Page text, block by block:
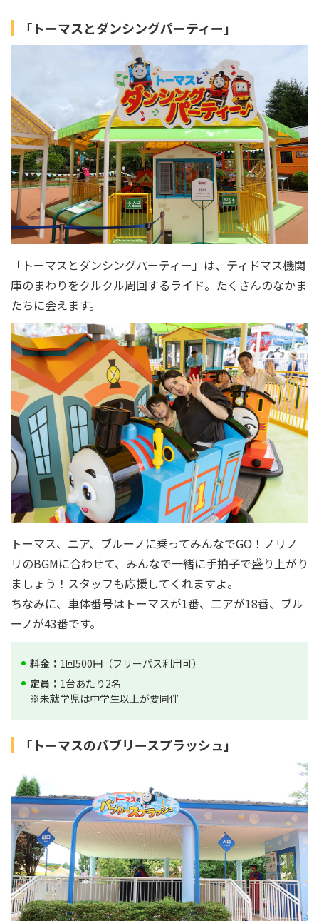
「トーマスとダンシングパーティー」
「トーマスとダンシングパーティー」は、ティドマス機関
庫のまわりをクルクル周回するライド。たくさんのなかま
たちに会えます。
トーマス、ニア、ブルーノに乗ってみんなでGO！ノリノ
リのBGMに合わせて、みんなで一緒に手拍子で盛り上がり
ましょう！スタッフも応援してくれますよ。
ちなみに、車体番号はトーマスが1番、二アが18番、ブル
ーノが43番です。
料金： 1回500円（フリーパス利用可）
定員： 1台あたり2名
※未就学児は中学生以上が要同伴
「トーマスのバブリースプラッシュ」